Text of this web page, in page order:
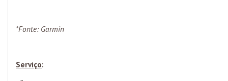
*Fonte: Garmin
Serviço: